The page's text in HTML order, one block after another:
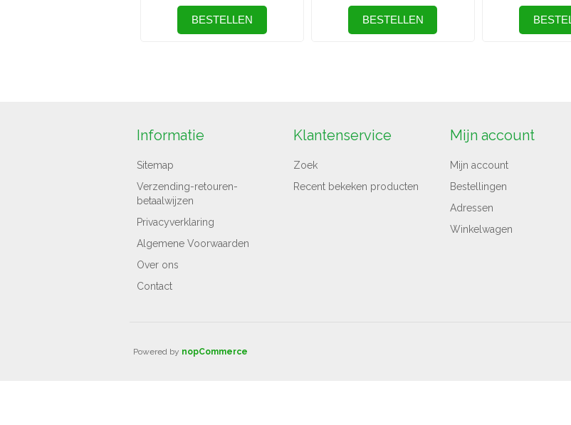
Informatie
Sitemap
Verzending-retouren-
betaalwijzen
Privacyverklaring
Algemene Voorwaarden
Over ons
Contact
Klantenservice
Zoek
Recent bekeken producten
Mijn account
Mijn account
Bestellingen
Adressen
Winkelwagen
Powered by nopCommerce